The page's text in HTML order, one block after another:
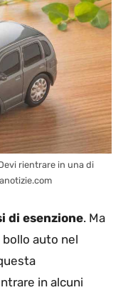
rientrare in una di
di esenzione. Ma
bollo auto nel
in alcuni